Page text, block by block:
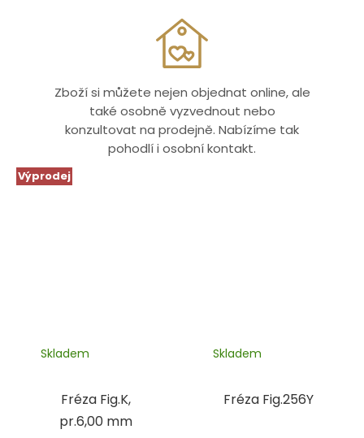
Zboží si můžete nejen objednat online, ale
také osobně vyzvednout nebo
konzultovat na prodejně. Nabízíme tak
pohodlí i osobní kontakt.
Výprodej
Fréza Fig.K,
pr.6,00 mm
Skladem
Fréza Fig.256Y
Skladem